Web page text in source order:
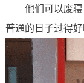
他们可以废寝
普通的日子过得好